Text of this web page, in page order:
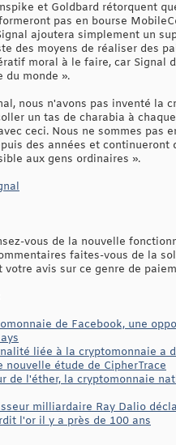
et Goldbard rétorquent
pas en bourse
ajoutera simplement un
des moyens de réaliser des
moral à le faire, car Signal
du monde ».
nous n'avons pas inventé la
un tas de charabia à
ceci. Nous ne sommes pas
des années et
aux gens ordinaires ».
vous de la nouvelle
faites-vous de la
votre avis sur ce genre de
de Facebook, une
liée à la cryptomonnaie a
nouvelle étude de CipherTrace
de l'éther, la cryptomonnaie
milliardaire Ray Dalio
l'or il y a près de 100 ans